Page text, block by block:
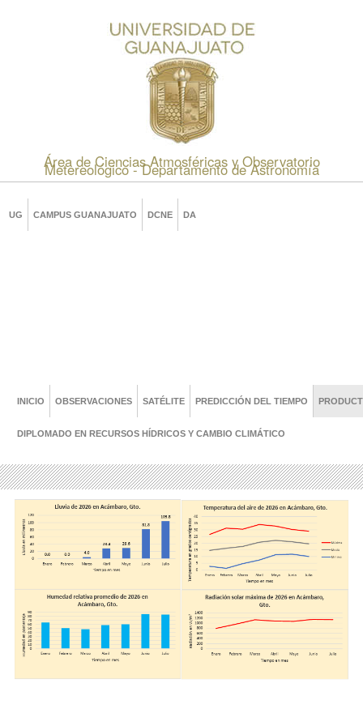
Área de Ciencias Atmosféricas y Observatorio
Metereológico - Departamento de Astronomía
UG CAMPUS GUANAJUATO DCNE DA
INICIO OBSERVACIONES SATÉLITE PREDICCIÓN DEL TIEMPO
DIPLOMADO EN RECURSOS HÍDRICOS Y CAMBIO CLIMÁTICO